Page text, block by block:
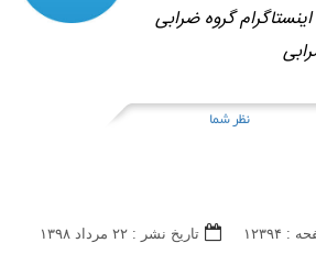
اینستاگرام گروه ضرابی
نظر شما
۱۲۳۹۴ تاریخ نشر : ۲۲ مرداد ۱۳۹۸